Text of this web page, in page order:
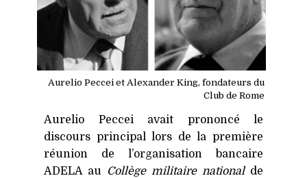
Aurelio Peccei et Alexander King, fondateurs du
Club de Rome
Aurelio Peccei avait prononcé le
discours principal lors de la première
réunion de l’organisation bancaire
ADELA au Collège militaire national de